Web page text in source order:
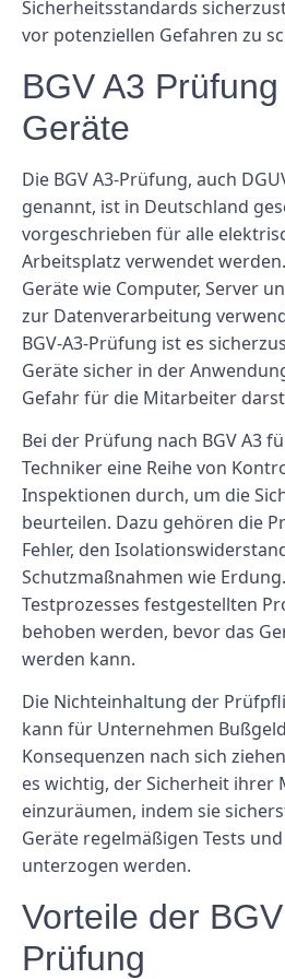
Sicherheitsstandards
vor potenziellen Gefahren zu
BGV A3
Geräte
Die BGV A3-Prüfung, auch
genannt, ist in Deutschland
vorgeschrieben für alle
Arbeitsplatz verwendet
Geräte wie Computer, Server
zur Datenverarbeitung
BGV-A3-Prüfung ist es
Geräte sicher in der
Gefahr für die Mitarbeiter
Bei der Prüfung nach BGV A3
Techniker eine Reihe von
Inspektionen durch, um die
beurteilen. Dazu gehören die
Fehler, den
Schutzmaßnahmen wie
Testprozesses festgestellten
behoben werden, bevor das
werden kann.
Die Nichteinhaltung der
kann für Unternehmen
Konsequenzen nach sich
es wichtig, der Sicherheit
einzuräumen, indem sie
Geräte regelmäßigen Tests
unterzogen werden.
Vorteile der
Prüfung